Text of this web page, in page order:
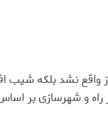
نشد بلکه شیب
راه و شهرسازی